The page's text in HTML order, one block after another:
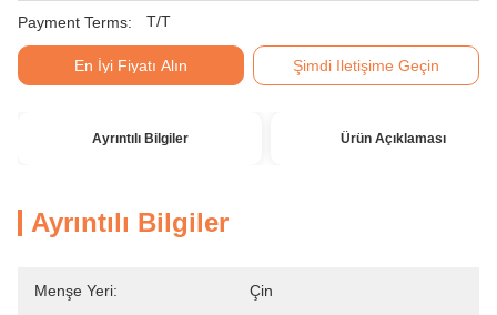
Payment Terms: T/T
En İyi Fiyatı Alın Şimdi Iletişime Geçin
Ayrıntılı Bilgiler Ürün Açıklaması
Ayrıntılı Bilgiler
Menşe Yeri: Çin